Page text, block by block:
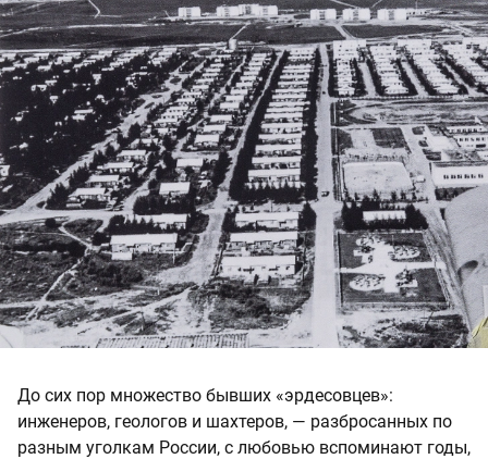
До сих пор множество бывших «эрдесовцев»:
инженеров, геологов и шахтеров, — разбросанных по
разным уголкам России, с любовью вспоминают годы,